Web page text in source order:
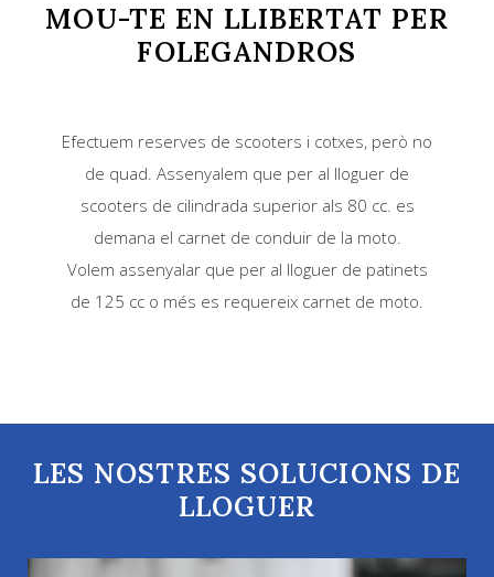
MOU-TE EN LLIBERTAT PER
FOLEGANDROS
Efectuem reserves de scooters i cotxes, però no
de quad. Assenyalem que per al lloguer de
scooters de cilindrada superior als 80 cc. es
demana el carnet de conduir de la moto.
Volem assenyalar que per al lloguer de patinets
de 125 cc o més es requereix carnet de moto.
LES NOSTRES SOLUCIONS DE
LLOGUER